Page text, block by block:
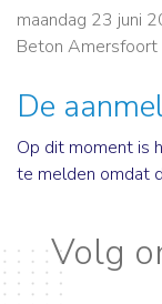
maandag 23 juni
Beton Amersfoort
De
Op dit moment is
te melden omdat
Volg